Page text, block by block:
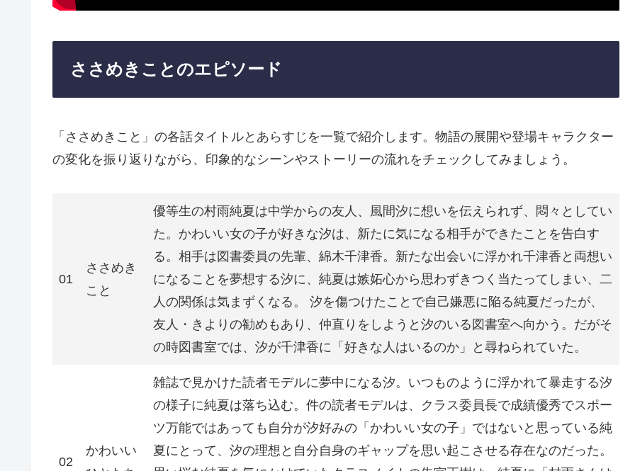
ささめきことのエピソード
「ささめきこと」の各話タイトルとあらすじを一覧で紹介します。物語の展開や登場キャラクター
の変化を振り返りながら、印象的なシーンやストーリーの流れをチェックしてみましょう。
01
ささめき
こと
優等生の村雨純夏は中学からの友人、風間汐に想いを伝えられず、悶々としてい
た。かわいい女の子が好きな汐は、新たに気になる相手ができたことを告白す
る。相手は図書委員の先輩、綿木千津香。新たな出会いに浮かれ千津香と両想い
になることを夢想する汐に、純夏は嫉妬心から思わずきつく当たってしまい、二
人の関係は気まずくなる。 汐を傷つけたことで自己嫌悪に陥る純夏だったが、
友人・きよりの勧めもあり、仲直りをしようと汐のいる図書室へ向かう。だがそ
の時図書室では、汐が千津香に「好きな人はいるのか」と尋ねられていた。
02
かわいい
雑誌で見かけた読者モデルに夢中になる汐。いつものように浮かれて暴走する汐
の様子に純夏は落ち込む。件の読者モデルは、クラス委員長で成績優秀でスポー
ツ万能ではあっても自分が汐好みの「かわいい女の子」ではないと思っている純
夏にとって、汐の理想と自分自身のギャップを思い起こさせる存在なのだった。